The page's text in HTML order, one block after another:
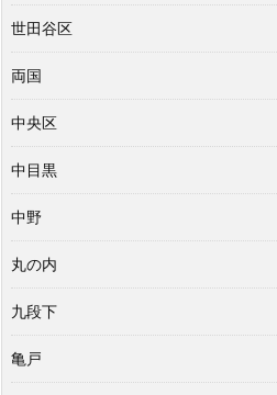
世田谷区
両国
中央区
中目黒
中野
丸の内
九段下
亀戸